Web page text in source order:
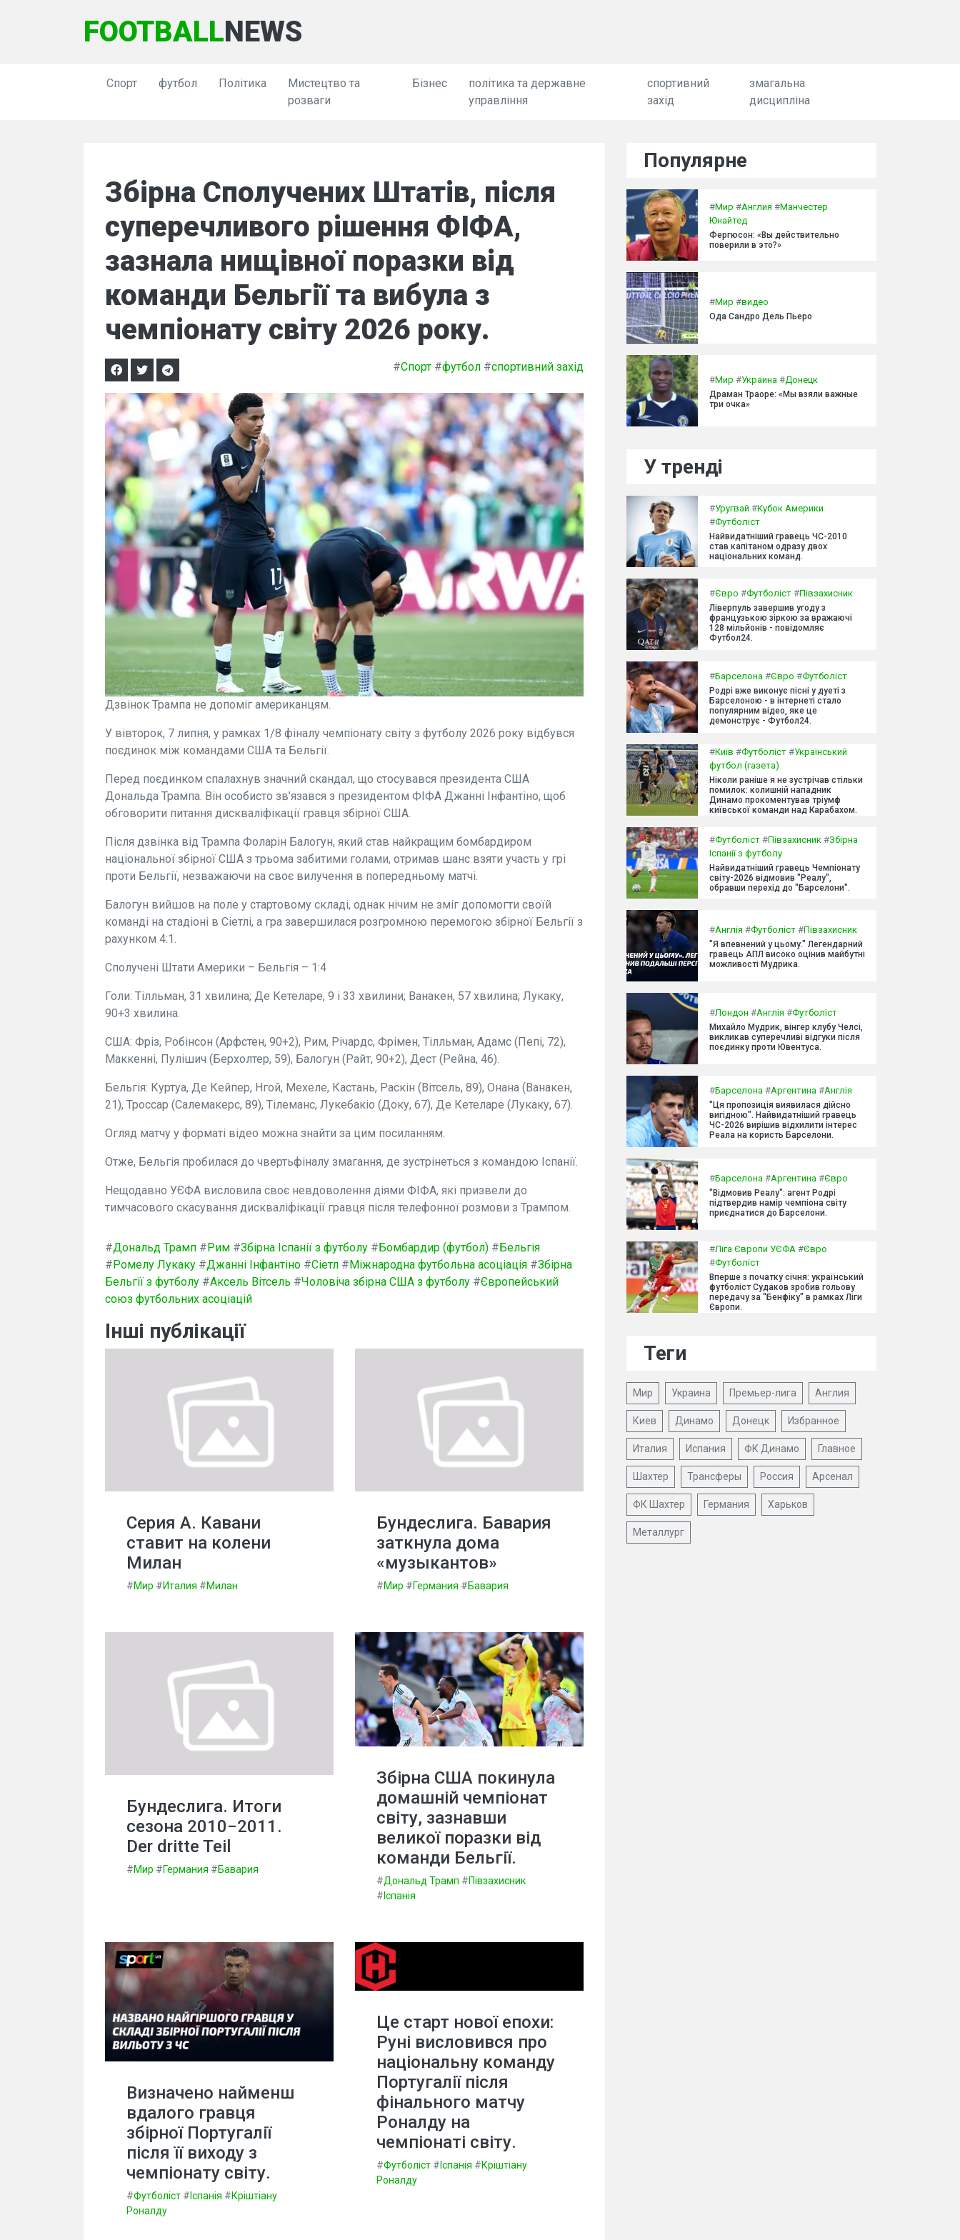
FOOTBALLNEWS
Спорт футбол Політика
Мистецтво та
розваги
Бізнес
політика та державне
управління
спортивний
захід
змагальна
дисципліна
Збірна Сполучених Штатів, після
суперечливого рішення ФІФА,
зазнала нищівної поразки від
команди Бельгії та вибула з
чемпіонату світу 2026 року.
#Спорт #футбол #спортивний захід
Дзвінок Трампа не допоміг американцям.
У вівторок, 7 липня, у рамках 1/8 фіналу чемпіонату світу з футболу 2026 року відбувся
поєдинок між командами США та Бельгії.
Перед поєдинком спалахнув значний скандал, що стосувався президента США
Дональда Трампа. Він особисто зв’язався з президентом ФІФА Джанні Інфантіно, щоб
обговорити питання дискваліфікації гравця збірної США.
Після дзвінка від Трампа Фоларін Балогун, який став найкращим бомбардиром
національної збірної США з трьома забитими голами, отримав шанс взяти участь у грі
проти Бельгії, незважаючи на своє вилучення в попередньому матчі.
Балогун вийшов на поле у стартовому складі, однак нічим не зміг допомогти своїй
команді на стадіоні в Сіетлі, а гра завершилася розгромною перемогою збірної Бельгії з
рахунком 4:1.
Сполучені Штати Америки – Бельгія – 1:4
Голи: Тілльман, 31 хвилина; Де Кетеларе, 9 і 33 хвилини; Ванакен, 57 хвилина; Лукаку,
90+3 хвилина.
США: Фріз, Робінсон (Арфстен, 90+2), Рим, Річардс, Фрімен, Тілльман, Адамс (Пепі, 72),
Маккенні, Пулішич (Берхолтер, 59), Балогун (Райт, 90+2), Дест (Рейна, 46).
Бельгія: Куртуа, Де Кейпер, Нгой, Мехеле, Кастань, Раскін (Вітсель, 89), Онана (Ванакен,
21), Троссар (Салемакерс, 89), Тілеманс, Лукебакіо (Доку, 67), Де Кетеларе (Лукаку, 67).
Огляд матчу у форматі відео можна знайти за цим посиланням.
Отже, Бельгія пробилася до чвертьфіналу змагання, де зустрінеться з командою Іспанії.
Нещодавно УЄФА висловила своє невдоволення діями ФІФА, які призвели до
тимчасового скасування дискваліфікації гравця після телефонної розмови з Трампом.
#Дональд Трамп # Рим #Збірна Іспанії з футболу # Бомбардир (футбол) # Бельгія
# Ромелу Лукаку #Джанні Інфантіно #Сіетл # Міжнародна футбольна асоціація #Збірна
Бельгії з футболу #Аксель Вітсель #Чоловіча збірна США з футболу #Європейський
союз футбольних асоціацій
Інші публікації
Серия А. Кавани
ставит на колени
Милан
#Мир #Италия #Милан
Бундеслига. Бавария
заткнула дома
«музыкантов»
#Мир #Германия #Бавария
Бундеслига. Итоги
сезона 2010−2011.
Der dritte Teil
#Мир #Германия #Бавария
Збірна США покинула
домашній чемпіонат
світу, зазнавши
великої поразки від
команди Бельгії.
#Дональд Трамп #Півзахисник
# Іспанія
Визначено найменш
вдалого гравця
збірної Португалії
після її виходу з
чемпіонату світу.
#Футболіст # Іспанія #Кріштіану
Роналду
Це старт нової епохи:
Руні висловився про
національну команду
Португалії після
фінального матчу
Роналду на
чемпіонаті світу.
#Футболіст # Іспанія #Кріштіану
Роналду
Популярне
#Мир #Англия #Манчестер
Юнайтед
Фергюсон: «Вы действительно
поверили в это?»
#Мир #видео
Ода Сандро Дель Пьеро
#Мир #Украина #Донецк
Драман Траоре: «Мы взяли важные
три очка»
У тренді
#Уругвай #Кубок Америки
#Футболіст
Найвидатніший гравець ЧС-2010
став капітаном одразу двох
національних команд.
#Євро #Футболіст #Півзахисник
Ліверпуль завершив угоду з
французькою зіркою за вражаючі
128 мільйонів - повідомляє
Футбол24.
#Барселона #Євро #Футболіст
Родрі вже виконує пісні у дуеті з
Барселоною - в інтернеті стало
популярним відео, яке це
демонструє - Футбол24.
#Київ #Футболіст #Український
футбол (газета)
Ніколи раніше я не зустрічав стільки
помилок: колишній нападник
Динамо прокоментував тріумф
київської команди над Карабахом.
#Футболіст #Півзахисник #Збірна
Іспанії з футболу
Найвидатніший гравець Чемпіонату
світу-2026 відмовив "Реалу",
обравши перехід до "Барселони".
#Англія #Футболіст #Півзахисник
"Я впевнений у цьому." Легендарний
гравець АПЛ високо оцінив майбутні
можливості Мудрика.
#Лондон #Англія #Футболіст
Михайло Мудрик, вінгер клубу Челсі,
викликав суперечливі відгуки після
поєдинку проти Ювентуса.
#Барселона #Аргентина #Англія
"Ця пропозиція виявилася дійсно
вигідною". Найвидатніший гравець
ЧС-2026 вирішив відхилити інтерес
Реала на користь Барселони.
#Барселона #Аргентина #Євро
"Відмовив Реалу": агент Родрі
підтвердив намір чемпіона світу
приєднатися до Барселони.
#Ліга Європи УЄФА #Євро
#Футболіст
Вперше з початку січня: український
футболіст Судаков зробив гольову
передачу за "Бенфіку" в рамках Ліги
Європи.
Теги
Мир Украина Премьер-лига Англия
Киев Динамо Донецк Избранное
Италия Испания ФК Динамо Главное
Шахтер Трансферы Россия Арсенал
ФК Шахтер Германия Харьков
Металлург